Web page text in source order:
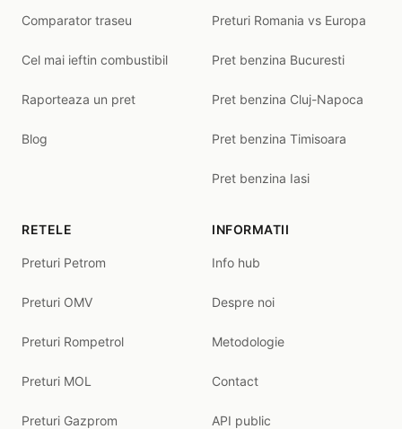
Comparator traseu
Cel mai ieftin combustibil
Raporteaza un pret
Blog
Preturi Romania vs Europa
Pret benzina Bucuresti
Pret benzina Cluj-Napoca
Pret benzina Timisoara
Pret benzina Iasi
RETELE
Preturi Petrom
Preturi OMV
Preturi Rompetrol
Preturi MOL
Preturi Gazprom
INFORMATII
Info hub
Despre noi
Metodologie
Contact
API public